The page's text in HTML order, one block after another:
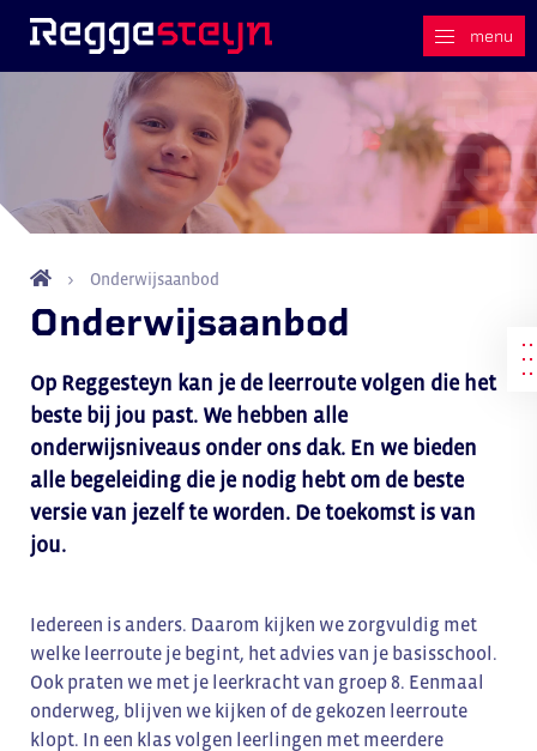
Onderwijsaanbod
Onderwijsaanbod
Op Reggesteyn kan je de leerroute volgen die het
beste bij jou past. We hebben alle
onderwijsniveaus onder ons dak. En we bieden
alle begeleiding die je nodig hebt om de beste
versie van jezelf te worden. De toekomst is van
jou.
Iedereen is anders. Daarom kijken we zorgvuldig met
welke leerroute je begint, het advies van je basisschool.
Ook praten we met je leerkracht van groep 8. Eenmaal
onderweg, blijven we kijken of de gekozen leerroute
klopt. In een klas volgen leerlingen met meerdere